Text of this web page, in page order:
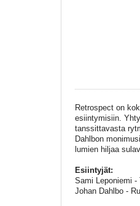
Retrospect on
esiintymisiin.
tanssittavasta
Dahlbon
lumien hiljaa
Esiintyjät:
Sami Leponiemi -
Johan Dahlbo -